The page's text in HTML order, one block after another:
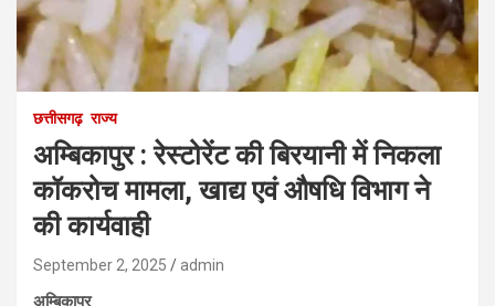
छत्तीसगढ़ राज्य
अम्बिकापुर : रेस्टोरेंट की बिरयानी में निकला
कॉकरोच मामला, खाद्य एवं औषधि विभाग ने
की कार्यवाही
September 2, 2025 admin
अम्बिकापुर